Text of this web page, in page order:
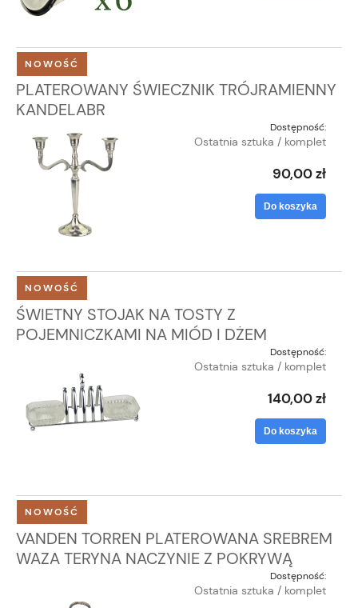
PLATEROWANY ŚWIECZNIK TRÓJRAMIENNY
KANDELABR
Dostępność:
Ostatnia sztuka / komplet
90,00 zł
Do koszyka
NOWOŚĆ
ŚWIETNY STOJAK NA TOSTY Z
POJEMNICZKAMI NA MIÓD I DŻEM
Dostępność:
Ostatnia sztuka / komplet
140,00 zł
Do koszyka
NOWOŚĆ
VANDEN TORREN PLATEROWANA SREBREM
WAZA TERYNA NACZYNIE Z POKRYWĄ
Dostępność:
Ostatnia sztuka / komplet
NOWOŚĆ